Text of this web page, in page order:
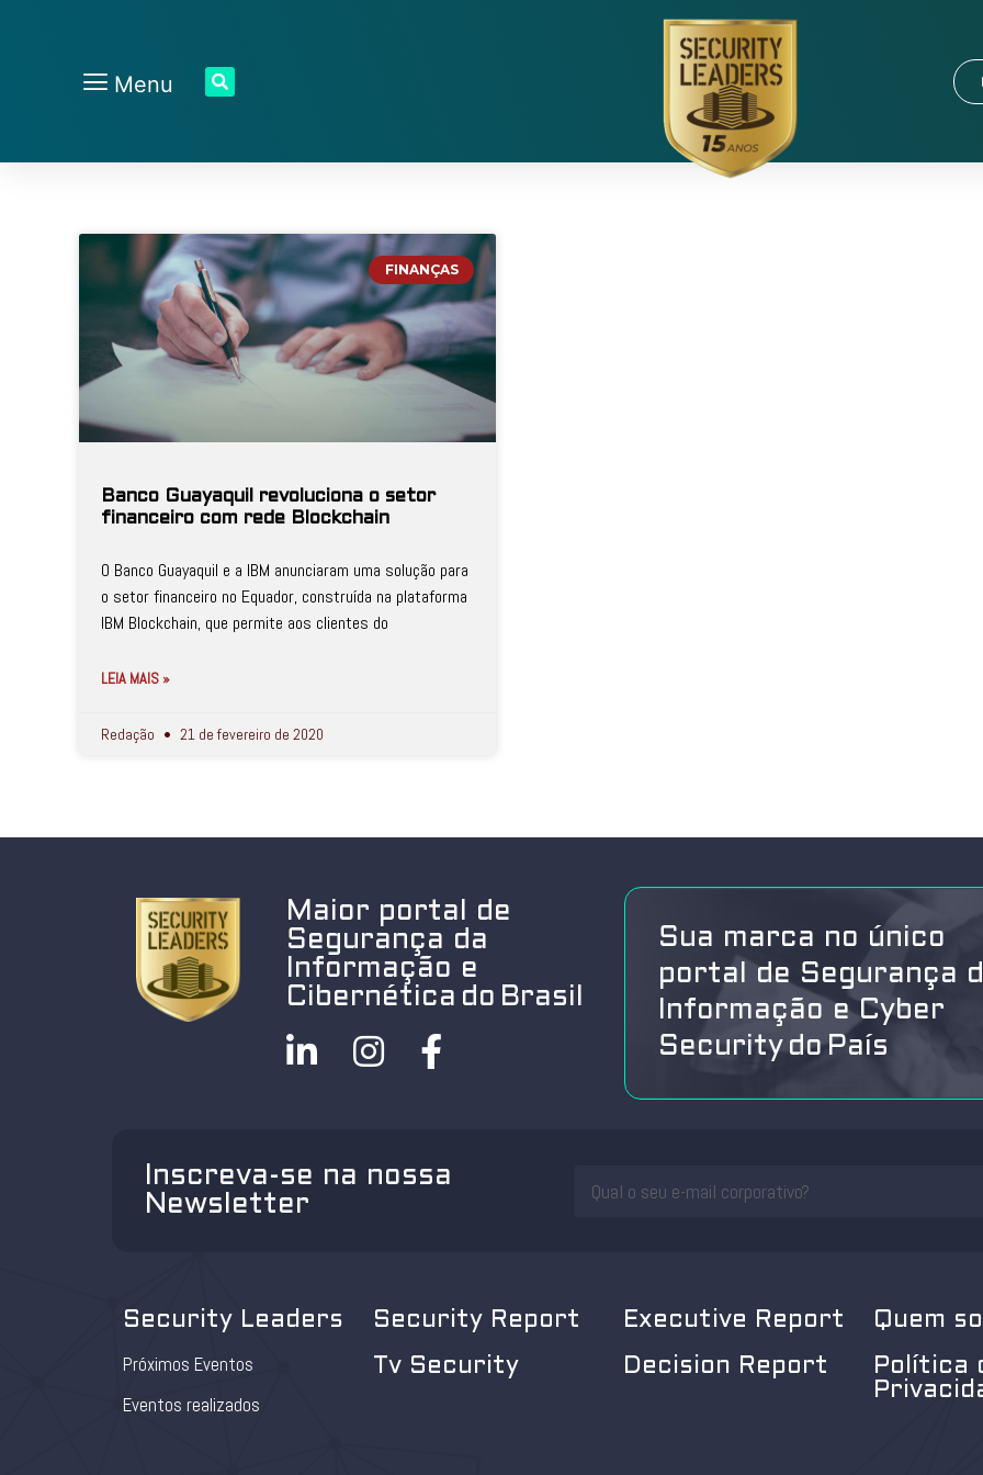
Menu
FINANÇAS
Banco Guayaquil revoluciona o setor
financeiro com rede Blockchain
O Banco Guayaquil e a IBM anunciaram uma solução para
o setor financeiro no Equador, construída na plataforma
IBM Blockchain, que permite aos clientes do
LEIA MAIS »
Redação 21 de fevereiro de 2020
Maior portal de
Segurança da
Informação e
Cibernética do Brasil
Sua marca no único
portal de Segurança
Informação e Cyber
Security do País
Inscreva-se na nossa
Newsletter
Security Leaders
Próximos Eventos
Eventos realizados
Security Report
Tv Security
Executive Report
Decision Report
Quem
Política